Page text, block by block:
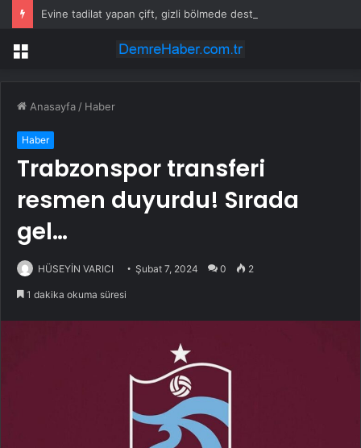
Menü
Anasayfa / Haber
Haber
Trabzonspor transferi
resmen duyurdu! Sırada
gel…
HÜSEYİN VARICI Şubat 7, 2024 0 2
1 dakika okuma süresi